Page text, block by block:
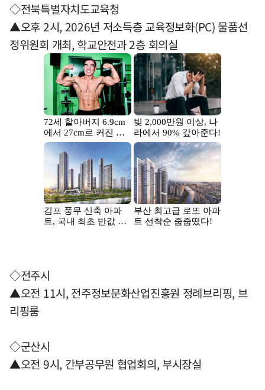
◇전북특별자치도교육청
▲오후 2시, 2026년 저소득층 교육정보화(PC) 물품선
정위원회 개최, 학교안전과 2층 회의실
◇전주시
▲오전 11시, 전주정보문화산업진흥원 정례브리핑, 브
리핑룸
◇군산시
▲오전 9시, 간부공무원 협업회의, 부시장실